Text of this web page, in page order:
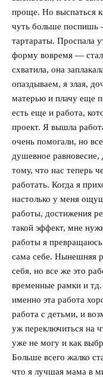
проще. Но выспаться
чуть больше поспишь
тартараты. Проспала
форму вовремя —
схватила, она
опаздываем, я злая,
матерью и плачу еще
есть еще и работа,
проект. Я вышла
очень помогали, но
душевное равновесие,
тому, что нас теперь
работать. Когда я
настолько у меня
работы, достижения
такой эффект, мне
работы я превращаюсь
сама себе. Нынешняя
себя, но все же это
временные рамки и
именно эта работа
работа с детьми, и
уж переключиться на
уже не могу и как
Больше всего жалко
что я лучшая мама в